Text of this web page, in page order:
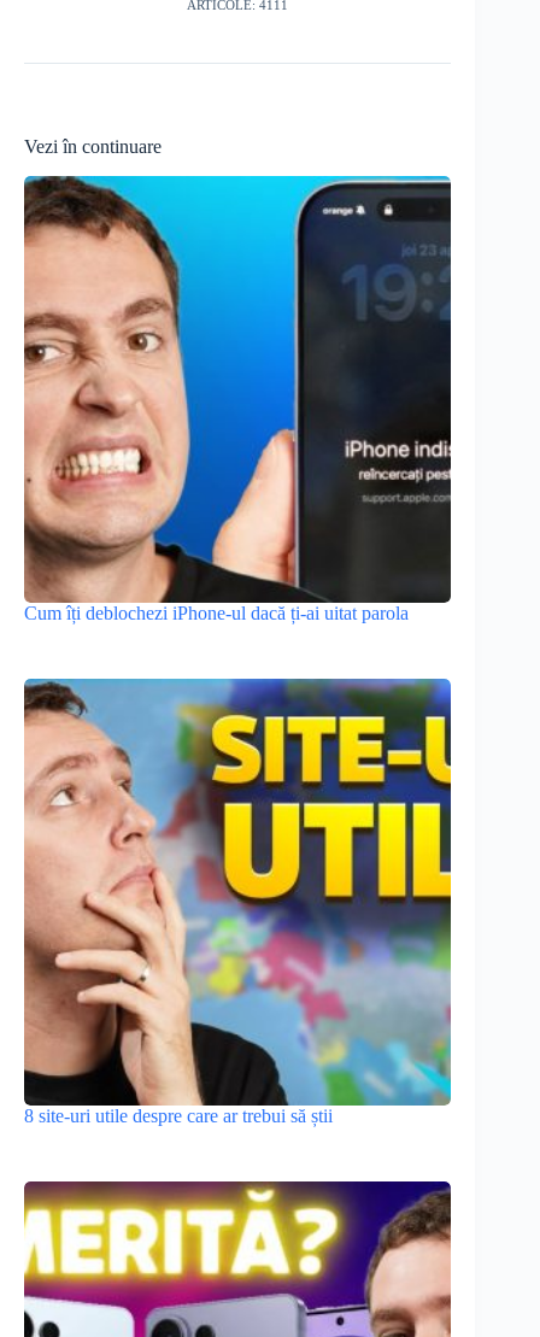
ARTICOLE: 4111
Vezi în continuare
Cum îți deblochezi iPhone-ul dacă ți-ai uitat parola
8 site-uri utile despre care ar trebui să știi